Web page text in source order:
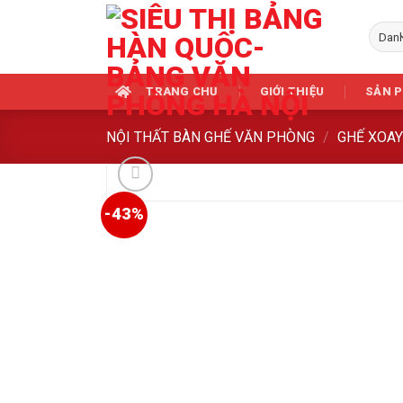
TRANG CHỦ GIỚI THIỆU SẢN
NỘI THẤT BÀN GHẾ VĂN PHÒNG / GHẾ
-43%